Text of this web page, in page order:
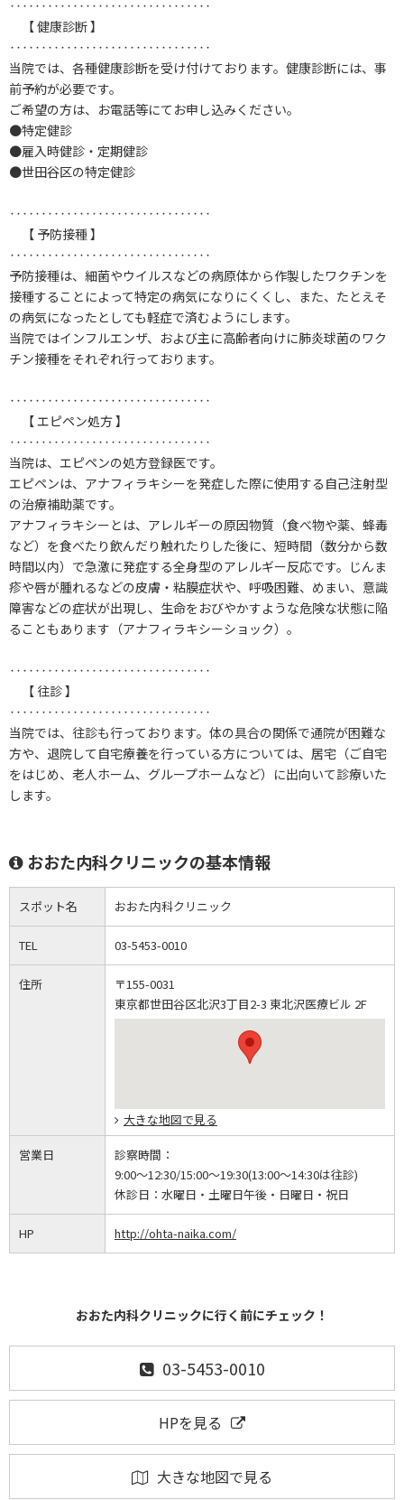
‥‥‥‥‥‥‥‥‥‥‥‥‥‥‥‥
【 健康診断 】
‥‥‥‥‥‥‥‥‥‥‥‥‥‥‥‥
当院では、各種健康診断を受け付けております。健康診断には、事
前予約が必要です。
ご希望の方は、お電話等にてお申し込みください。
●特定健診
●雇入時健診・定期健診
●世田谷区の特定健診
‥‥‥‥‥‥‥‥‥‥‥‥‥‥‥‥
【 予防接種 】
‥‥‥‥‥‥‥‥‥‥‥‥‥‥‥‥
予防接種は、細菌やウイルスなどの病原体から作製したワクチンを
接種することによって特定の病気になりにくくし、また、たとえそ
の病気になったとしても軽症で済むようにします。
当院ではインフルエンザ、および主に高齢者向けに肺炎球菌のワク
チン接種をそれぞれ行っております。
‥‥‥‥‥‥‥‥‥‥‥‥‥‥‥‥
【 エピペン処方 】
‥‥‥‥‥‥‥‥‥‥‥‥‥‥‥‥
当院は、エピペンの処方登録医です。
エピペンは、アナフィラキシーを発症した際に使用する自己注射型
の治療補助薬です。
アナフィラキシーとは、アレルギーの原因物質（食べ物や薬、蜂毒
など）を食べたり飲んだり触れたりした後に、短時間（数分から数
時間以内）で急激に発症する全身型のアレルギー反応です。じんま
疹や唇が腫れるなどの皮膚・粘膜症状や、呼吸困難、めまい、意識
障害などの症状が出現し、生命をおびやかすような危険な状態に陥
ることもあります（アナフィラキシーショック）。
‥‥‥‥‥‥‥‥‥‥‥‥‥‥‥‥
【 往診 】
‥‥‥‥‥‥‥‥‥‥‥‥‥‥‥‥
当院では、往診も行っております。体の具合の関係で通院が困難な
方や、退院して自宅療養を行っている方については、居宅（ご自宅
をはじめ、老人ホーム、グループホームなど）に出向いて診療いた
します。
おおた内科クリニックの基本情報
スポット名 おおた内科クリニック
TEL 03-5453-0010
住所
〒155-0031
東京都世田谷区北沢3丁目2-3 東北沢医療ビル 2F
大きな地図で見る
営業日
診察時間：
9:00～12:30/15:00～19:30(13:00～14:30は往診)
休診日： 水曜日・土曜日午後・日曜日・祝日
HP http://ohta-naika.com/
おおた内科クリニックに行く前にチェック！
03-5453-0010
HPを見る
大きな地図で見る